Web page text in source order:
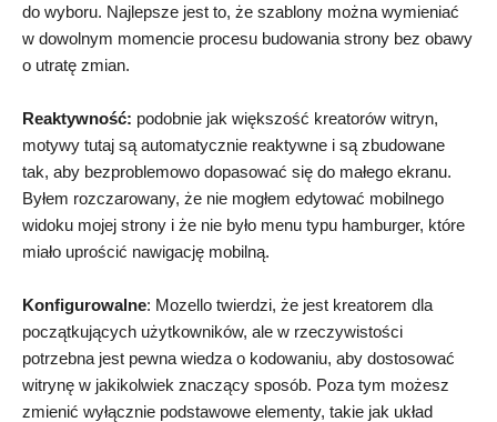
do wyboru. Najlepsze jest to, że szablony można wymieniać
w dowolnym momencie procesu budowania strony bez obawy
o utratę zmian.
Reaktywność: podobnie jak większość kreatorów witryn,
motywy tutaj są automatycznie reaktywne i są zbudowane
tak, aby bezproblemowo dopasować się do małego ekranu.
Byłem rozczarowany, że nie mogłem edytować mobilnego
widoku mojej strony i że nie było menu typu hamburger, które
miało uprościć nawigację mobilną.
Konfigurowalne: Mozello twierdzi, że jest kreatorem dla
początkujących użytkowników, ale w rzeczywistości
potrzebna jest pewna wiedza o kodowaniu, aby dostosować
witrynę w jakikolwiek znaczący sposób. Poza tym możesz
zmienić wyłącznie podstawowe elementy, takie jak układ